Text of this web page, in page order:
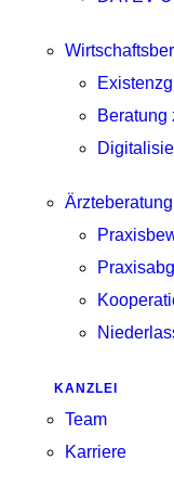
Beratung
Ärzteberatung
KANZLEI
Team
Karriere